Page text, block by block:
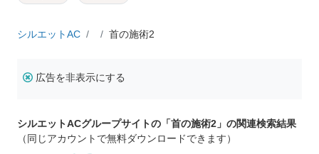
シルエットAC 首の施術2
広告を非表示にする
シルエットACグループサイトの「首の施術2」の関連検索結果
（同じアカウントで無料ダウンロードできます）